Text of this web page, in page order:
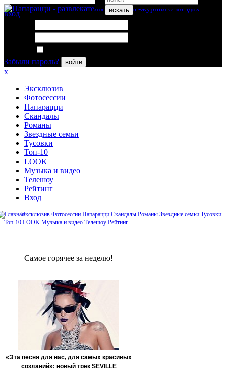
искать
вход
Забыли пароль?
войти
x
Эксклюзив
Фотосессии
Папарацци
Скандалы
Романы
Звездные семьи
Тусовки
Топ-10
LOOK
Музыка и видео
Телешоу
Рейтинг
Вход
Эксклюзив Фотосессии Папарацци Скандалы Романы Звездные семьи Тусовки
Топ-10 LOOK Музыка и видео Телешоу Рейтинг
Сaмое гoрячее за неделю!
«Эта песня для нас, для самых красивых
созданий»: новый трек SEVILLE